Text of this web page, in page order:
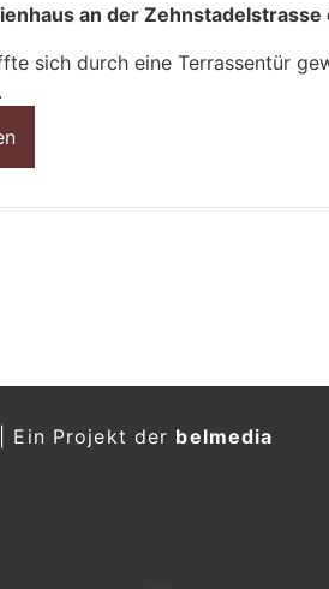
an der
sich durch eine Terrassentür
Ein Projekt der belmedia